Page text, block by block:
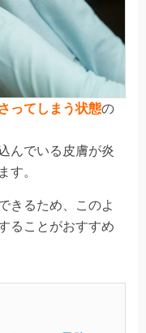
ってしまう状態の
んでいる皮膚が炎
す。
きるため、このよ
ることがおすすめ